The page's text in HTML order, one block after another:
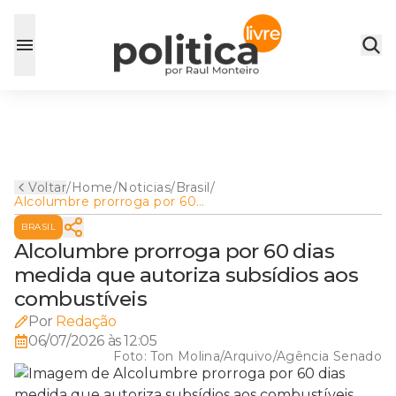
Voltar/Home/Noticias/Brasil/
Alcolumbre prorroga por 60
dias medida que autoriza
subsídios aos combustíveis
BRASIL
Alcolumbre prorroga por 60 dias
medida que autoriza subsídios aos
combustíveis
Por Redação
06/07/2026 às 12:05
Foto:Ton Molina/Arquivo/Agência Senado